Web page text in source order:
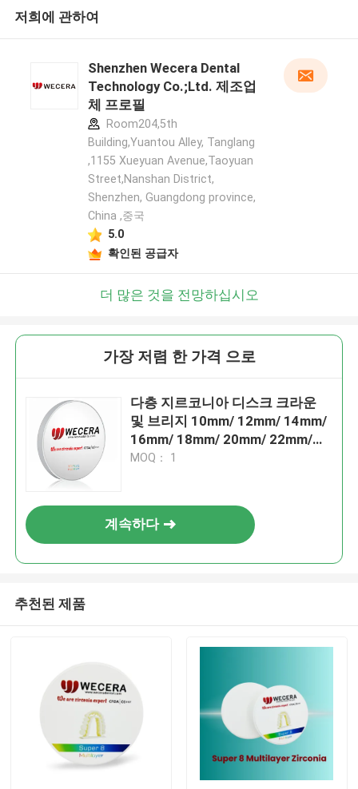
저희에 관하여
Shenzhen Wecera Dental
Technology Co.;Ltd. 제조업
체 프로필
Room204,5th
Building,Yuantou Alley, Tanglang
,1155 Xueyuan Avenue,Taoyuan
Street,Nanshan District,
Shenzhen, Guangdong province,
China ,중국
5.0
확인된 공급자
더 많은 것을 전망하십시오
가장 저렴 한 가격 으로
다층 지르코니아 디스크 크라운
및 브리지 10mm/ 12mm/ 14mm/
16mm/ 18mm/ 20mm/ 22mm/
25mm 치과 실험실 사용자를 위한
MOQ： 1
계속하다
추천된 제품